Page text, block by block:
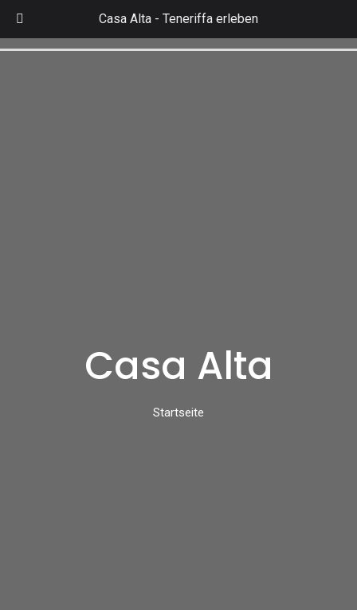
Casa Alta - Teneriffa erleben
springen
Casa Alta
Startseite